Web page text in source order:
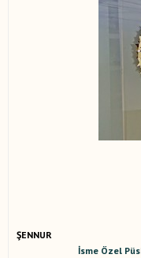
ŞENNUR
İsme Özel